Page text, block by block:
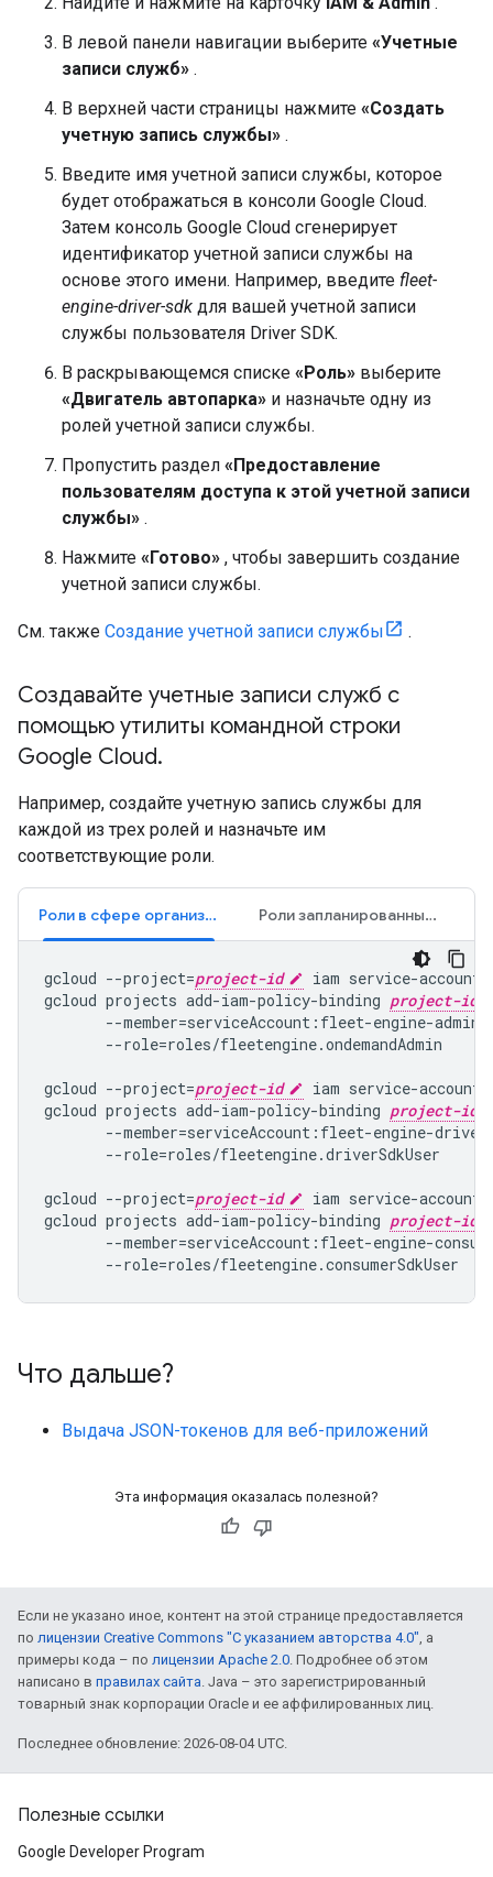
В левой панели навигации выберите «Учетные
записи служб» .
В верхней части страницы нажмите «Создать
учетную запись службы» .
Введите имя учетной записи службы, которое
будет отображаться в консоли Google Cloud.
Затем консоль Google Cloud сгенерирует
идентификатор учетной записи службы на
основе этого имени. Например, введите fleet-
engine-driver-sdk для вашей учетной записи
службы пользователя Driver SDK.
В раскрывающемся списке «Роль» выберите
«Двигатель автопарка» и назначьте одну из
ролей учетной записи службы.
Пропустить раздел «Предоставление
пользователям доступа к этой учетной записи
службы» .
Нажмите «Готово» , чтобы завершить создание
учетной записи службы.
См. также Создание учетной записи службы .
Создавайте учетные записи служб с
помощью утилиты командной строки
Google Cloud.
Например, создайте учетную запись службы для
каждой из трех ролей и назначьте им
соответствующие роли.
Роли в сфере организации поездок по запросу Роли запланированных задач
gcloud --project=project-id
iam service-
gcloud projects add-iam-policy-binding project-id
       --member=serviceAccount:fleet-engine-admin@
       --role=roles/fleetengine.ondemandAdmin
gcloud --project=project-id
iam service-
gcloud projects add-iam-policy-binding project-id
--member=serviceAccount:fleet-engine-
       --role=roles/fleetengine.driverSdkUser
gcloud --project=project-id
iam service-
gcloud projects add-iam-policy-binding project-id
--member=serviceAccount:fleet-engine-
Что дальше?
Выдача JSON-токенов для веб-приложений
Эта информация оказалась полезной?
Если не указано иное, контент на этой странице предоставляется
по лицензии Creative Commons "С указанием авторства 4.0", а
примеры кода – по лицензии Apache 2.0. Подробнее об этом
написано в правилах сайта. Java – это зарегистрированный
товарный знак корпорации Oracle и ее аффилированных лиц.
Последнее обновление: 2026-08-04 UTC.
Полезные ссылки
Google Developer Program